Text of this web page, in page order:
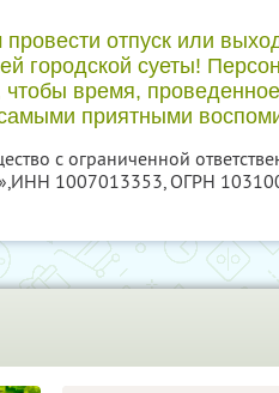
отпуск или
городской суеты!
чтобы время,
приятными
с ограниченной
ИНН 1007013353, ОГРН